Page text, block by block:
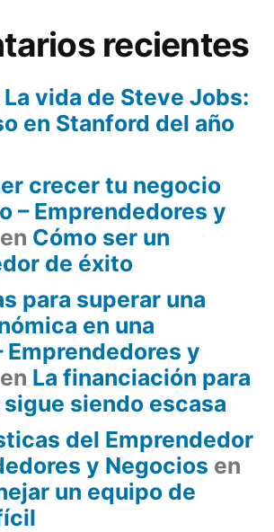
recientes
La vida de Steve Jobs:
en Stanford del año
crecer tu negocio
– Emprendedores y
en Cómo ser un
de éxito
para superar una
en una
Emprendedores y
en La financiación para
siendo escasa
del Emprendedor
y Negocios en
un equipo de